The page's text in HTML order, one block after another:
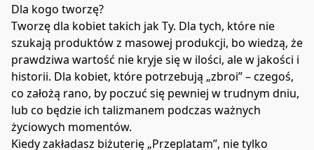
Dla kogo tworzę?
Tworzę dla kobiet takich jak Ty. Dla tych, które nie
szukają produktów z masowej produkcji, bo wiedzą, że
prawdziwa wartość nie kryje się w ilości, ale w jakości i
historii. Dla kobiet, które potrzebują „zbroi” – czegoś,
co założą rano, by poczuć się pewniej w trudnym dniu,
lub co będzie ich talizmanem podczas ważnych
życiowych momentów.
Kiedy zakładasz biżuterię „Przeplatam”, nie tylko